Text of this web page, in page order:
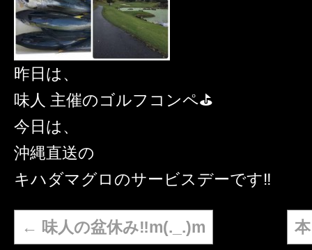
昨日は、
味人 主催のゴルフコンペ⛳️
今日は、
沖縄直送の
キハダマグロのサービスデーです‼️
← 味人の盆休み‼️m(._.)m